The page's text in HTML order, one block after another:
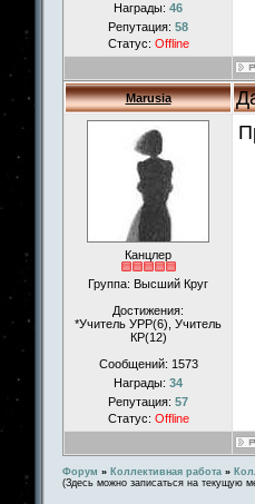
Награды: 46
Репутация: 58
Статус: Offline
Marusia
Канцлер
Группа: Высший Круг
Достижения:
*Учитель УРР(6), Учитель
КР(12)
Сообщений: 1573
Награды: 34
Репутация: 57
Статус: Offline
Форум » Коллективная работа »
(Здесь можно записаться на текущую